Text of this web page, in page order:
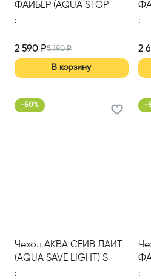
ФАЙБЕР (AQUA STOP
FIBER) 1400*2000
:
2 590 ₽5 190₽
В корзину
:
2
-50%
Чехол АКВА СЕЙВ ЛАЙТ
(AQUA SAVE LIGHT) S
1200*2000
:
-
: